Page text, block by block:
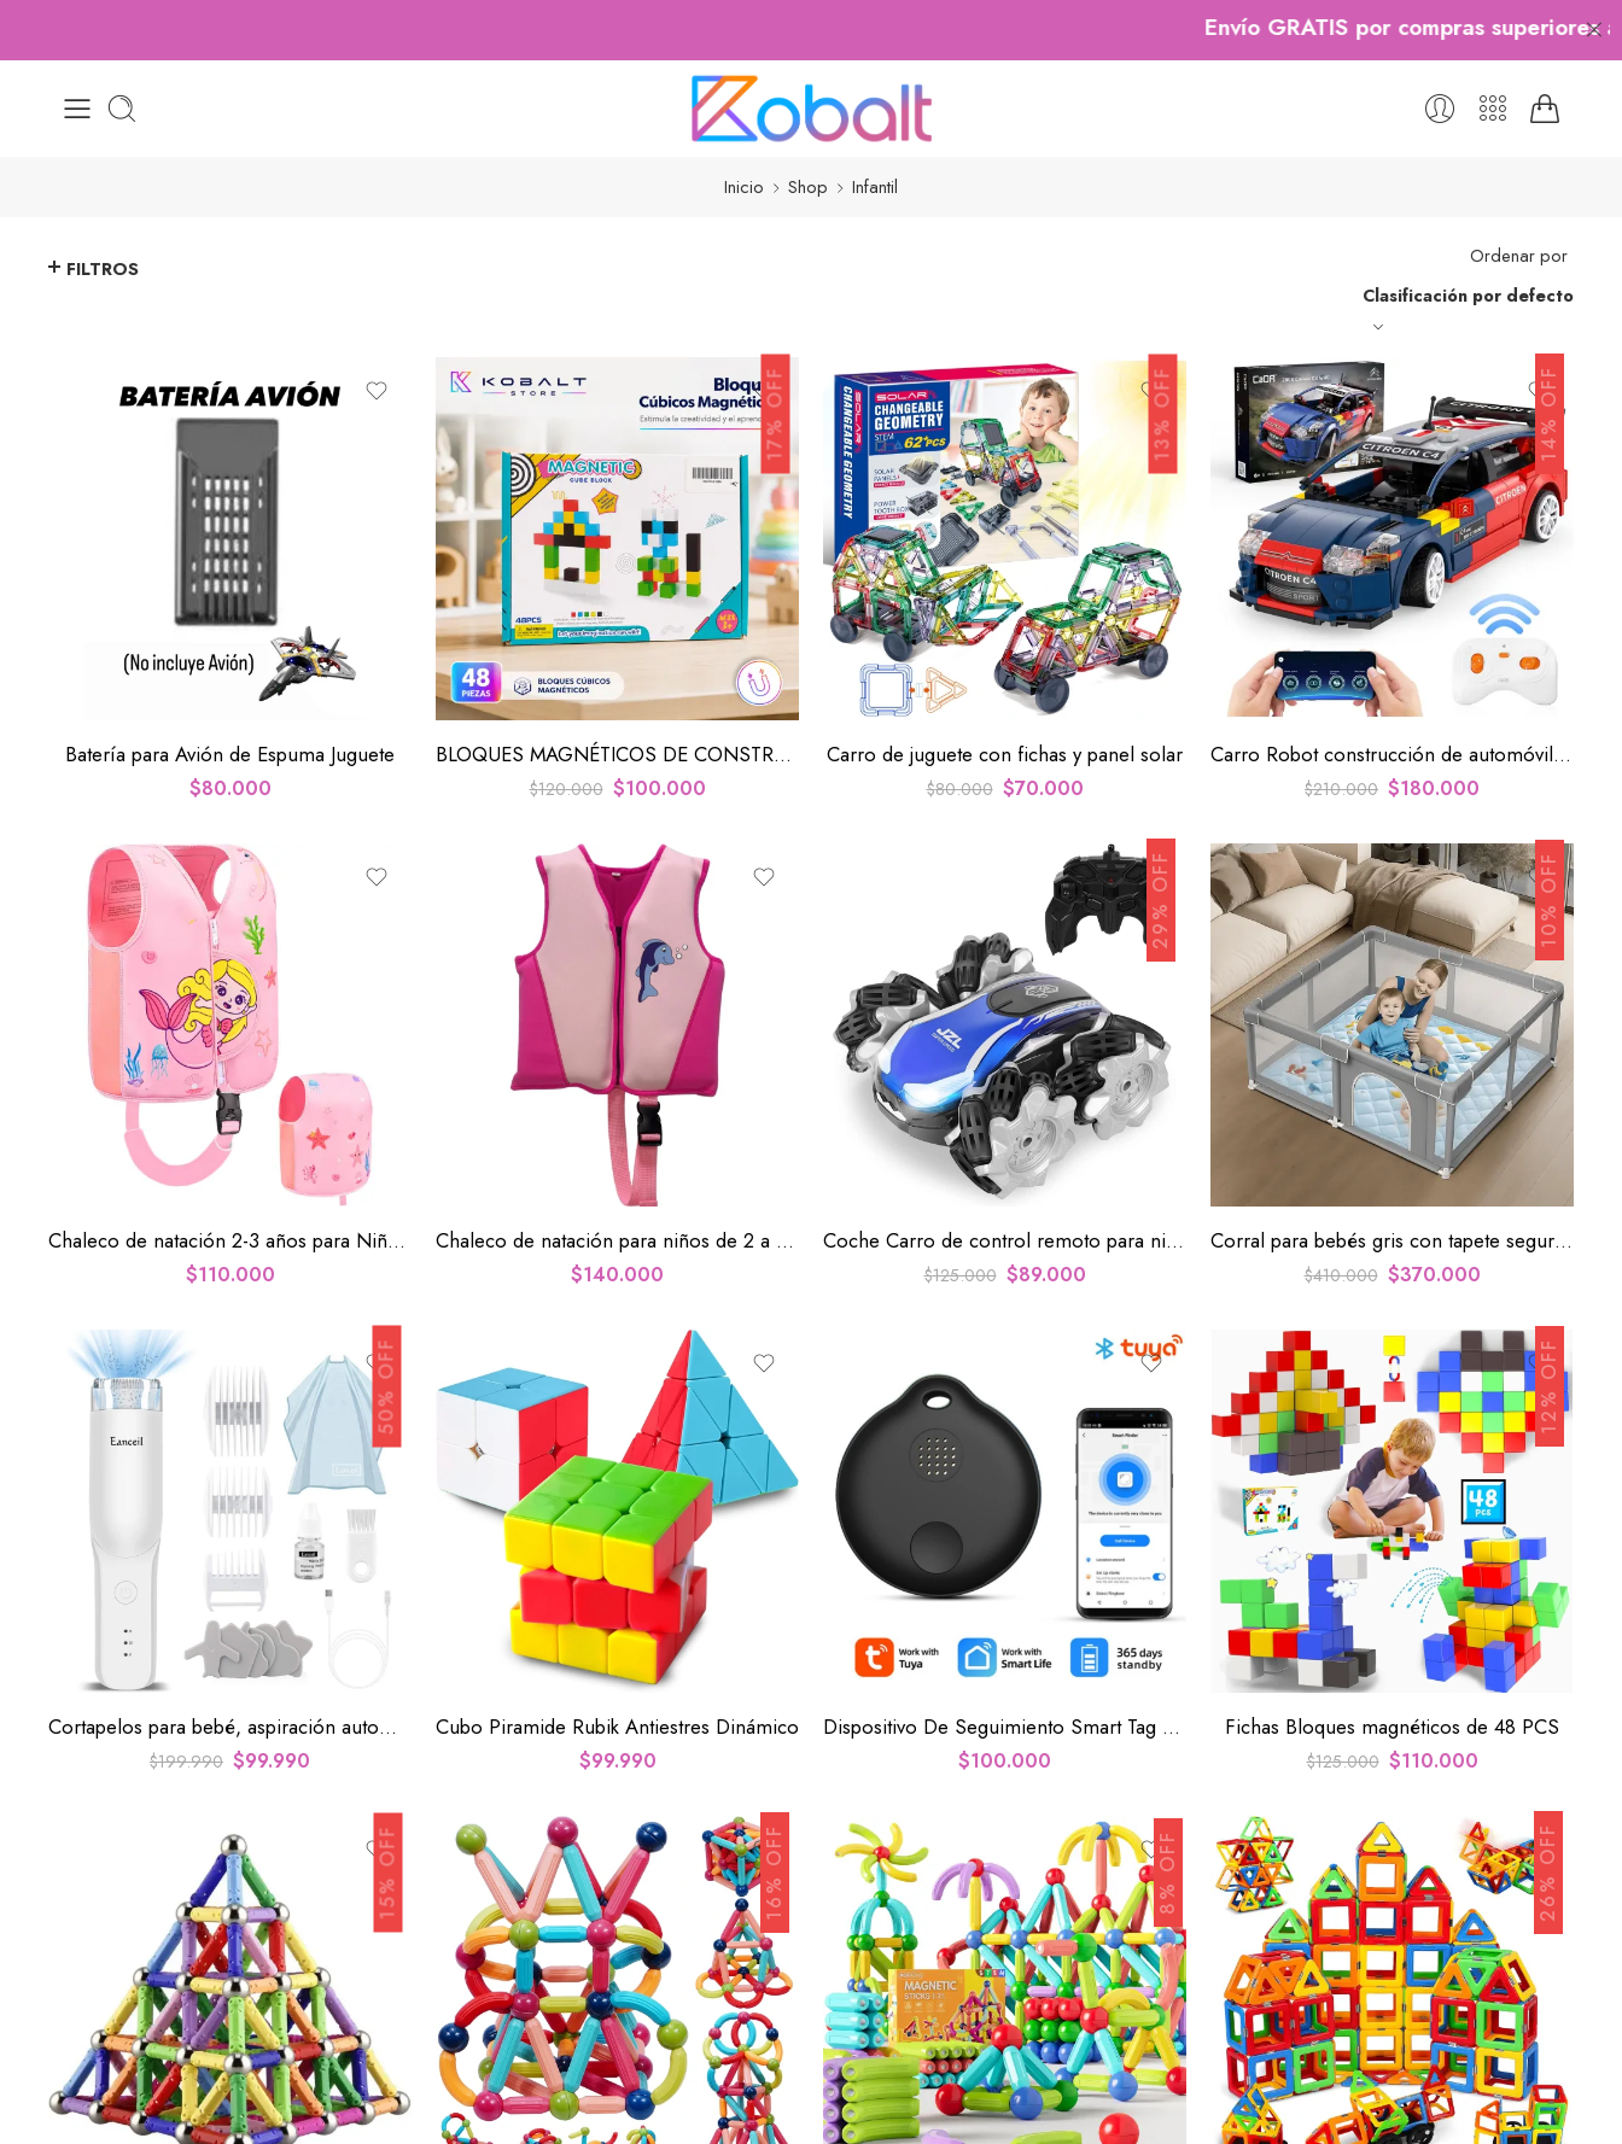
Envío GRATIS por compras superiores a $200.000, Aplican
Inicio Shop Infantil
FILTROS
Ordenar por
Clasificación por defecto
Batería para Avión de Espuma Juguete
$80.000
17% OFF
BLOQUES MAGNÉTICOS DE CONSTRUCCIÓN DE 48 PIEZAS PARA DESARROLLO CREATIVO Y EDUCACIÓN STEM
$120.000 $100.000
13% OFF
Carro de juguete con fichas y panel solar
$80.000 $70.000
14% OFF
Carro Robot construcción de automóviles a control remoto para niños
$210.000 $180.000
Chaleco de natación 2-3 años para Niños Rosa de sirena
$110.000
Chaleco de natación para niños de 2 a 6 años
$140.000
29% OFF
Coche Carro de control remoto para niños
$125.000 $89.000
10% OFF
Corral para bebés gris con tapete seguro para juegos
$410.000 $370.000
50% OFF
Cortapelos para bebé, aspiración automática al vacío
$199.990 $99.990
Cubo Piramide Rubik Antiestres Dinámico
$99.990
Dispositivo De Seguimiento Smart Tag Monitor Portátil GPS
$100.000
12% OFF
Fichas Bloques magnéticos de 48 PCS
$125.000 $110.000
15% OFF 16% OFF 8% OFF 26% OFF